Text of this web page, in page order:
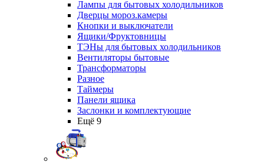
Лампы для бытовых холодильников
Дверцы мороз.камеры
Кнопки и выключатели
Ящики/Фруктовницы
ТЭНы для бытовых холодильников
Вентиляторы бытовые
Трансформаторы
Разное
Таймеры
Панели ящика
Заслонки и комплектующие
Ещё 9